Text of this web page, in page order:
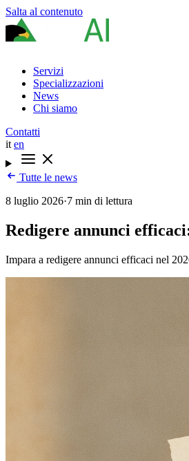
Salta al contenuto
Servizi
Specializzazioni
News
Chi siamo
Contatti
it en
Tutte le news
8 luglio 2026·7 min di lettura
Redigere annunci
Impara a redigere annunci efficaci nel